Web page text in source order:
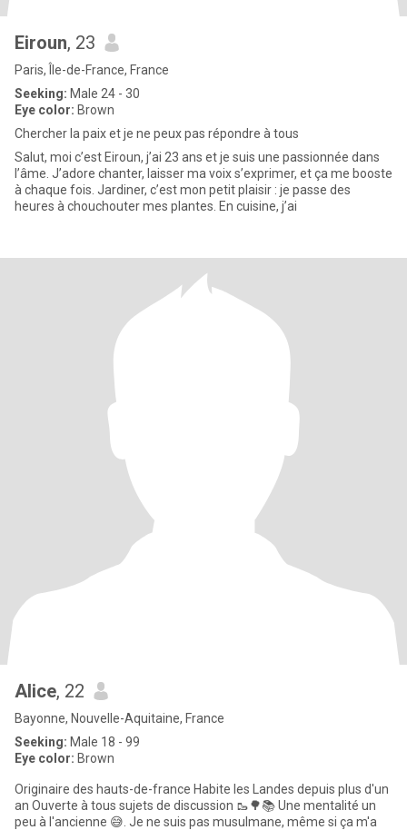
Eiroun, 23
Paris, Île-de-France, France
Seeking: Male 24 - 30
Eye color: Brown
Chercher la paix et je ne peux pas répondre à tous
Salut, moi c’est Eiroun, j’ai 23 ans et je suis une passionnée dans
l’âme. J’adore chanter, laisser ma voix s’exprimer, et ça me booste
à chaque fois. Jardiner, c’est mon petit plaisir : je passe des
heures à chouchouter mes plantes. En cuisine, j’ai
Alice, 22
Bayonne, Nouvelle-Aquitaine, France
Seeking: Male 18 - 99
Eye color: Brown
Originaire des hauts-de-france Habite les Landes depuis plus d'un
an Ouverte à tous sujets de discussion 🥾🌳📚 Une mentalité un
peu à l'ancienne 😅. Je ne suis pas musulmane, même si ça m'a